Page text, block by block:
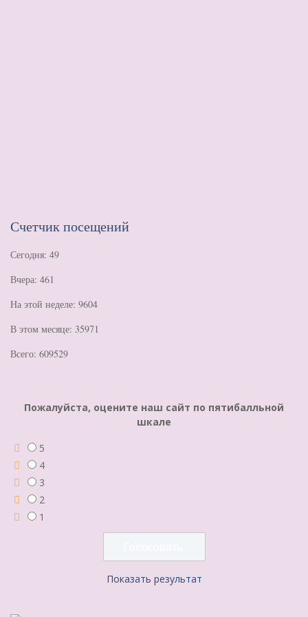
Счетчик посещений
Сегодня: 49
Вчера: 461
На этой неделе: 9604
В этом месяце: 35971
Всего: 609529
Пожалуйста, оцените наш сайт по пятибалльной
шкале
5
4
3
2
1
Показать результат